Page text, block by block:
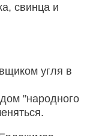
свинца и
угля в
"народного